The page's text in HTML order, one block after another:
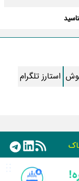
به فر
خوش طعم
استارز تلگرام
سایر رسانه ها فقط